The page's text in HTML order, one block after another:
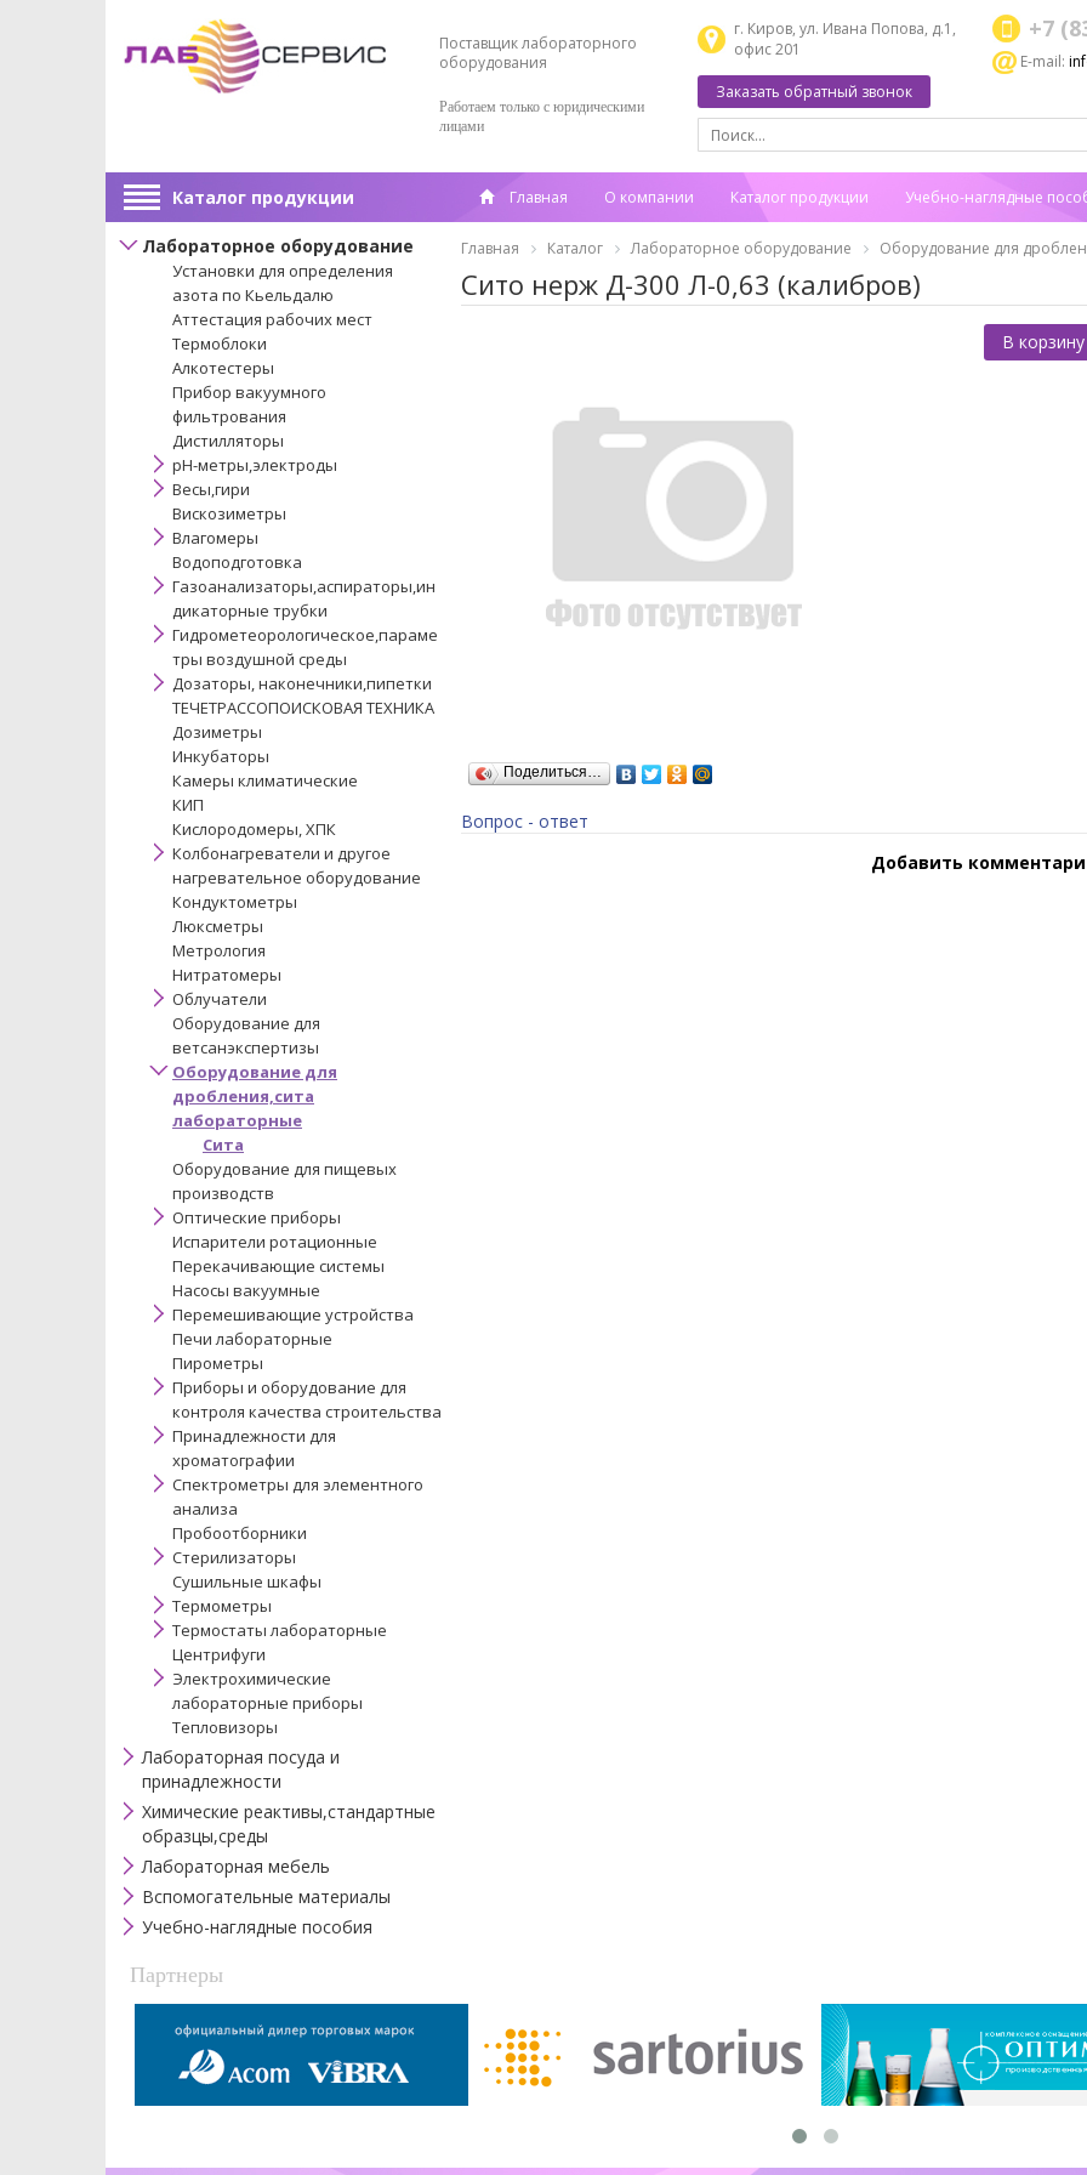
Поставщик лабораторного
оборудования
Работаем только с юридическими
лицами
г. Киров, ул. Ивана Попова, д.1,
офис 201
+7
E-mail:
Заказать обратный звонок
Каталог продукции Главная О компании Каталог продукции Учебно-наглядные
Лабораторное оборудование
Установки для определения
азота по Кьельдалю
Аттестация рабочих мест
Термоблоки
Алкотестеры
Прибор вакуумного
фильтрования
Дистилляторы
pH-метры,электроды
Весы,гири
Вискозиметры
Влагомеры
Водоподготовка
Газоанализаторы,аспираторы,ин
дикаторные трубки
Гидрометеорологическое,параме
тры воздушной среды
Дозаторы, наконечники,пипетки
ТЕЧЕТРАССОПОИСКОВАЯ ТЕХНИКА
Дозиметры
Инкубаторы
Камеры климатические
КИП
Кислородомеры, ХПК
Колбонагреватели и другое
нагревательное оборудование
Кондуктометры
Люксметры
Метрология
Нитратомеры
Облучатели
Оборудование для
ветсанэкспертизы
Оборудование для
дробления,сита
лабораторные
Сита
Оборудование для пищевых
производств
Оптические приборы
Испарители ротационные
Перекачивающие системы
Насосы вакуумные
Перемешивающие устройства
Печи лабораторные
Пирометры
Приборы и оборудование для
контроля качества строительства
Принадлежности для
хроматографии
Спектрометры для элементного
анализа
Пробоотборники
Стерилизаторы
Сушильные шкафы
Термометры
Термостаты лабораторные
Центрифуги
Электрохимические
лабораторные приборы
Тепловизоры
Лабораторная посуда и
принадлежности
Химические реактивы,стандартные
образцы,среды
Лабораторная мебель
Вспомогательные материалы
Учебно-наглядные пособия
Главная Каталог Лабораторное оборудование Оборудование для
Сито нерж Д-300 Л-0,63 (калибров)
Поделиться…
В корзину
Вопрос - ответ
Добавить
Партнеры